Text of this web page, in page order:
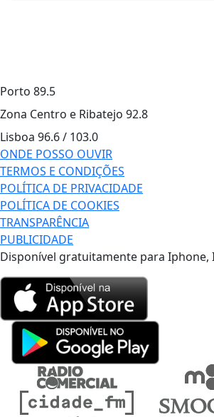
Porto 89.5
Zona Centro e Ribatejo 92.8
Lisboa 96.6 / 103.0
ONDE POSSO OUVIR
TERMOS E CONDIÇÕES
POLÍTICA DE PRIVACIDADE
POLÍTICA DE COOKIES
TRANSPARÊNCIA
PUBLICIDADE
Disponível gratuitamente para Iphone,